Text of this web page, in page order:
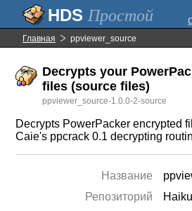
Простой
Главная ppviewer_source
Decrypts your
files (source files)
ppviewer_source-1.0.0-2-source
Decrypts PowerPacker encrypted
Caie's ppcrack 0.1 decrypting
Название
Репозиторий